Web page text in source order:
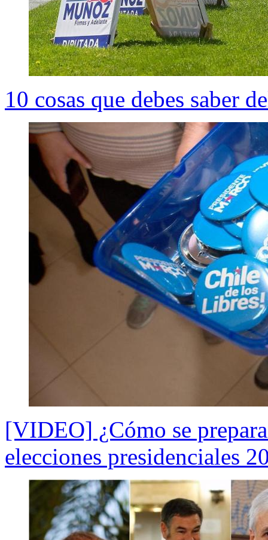
10 cosas que debes saber
[VIDEO] ¿Cómo se
elecciones presidenciales